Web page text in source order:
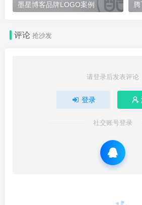
墨星博客品牌LOGO案例
评论抢沙发
请登录后发表评论
登录
社交账号登录